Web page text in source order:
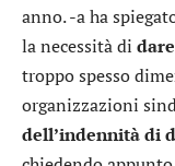
anno. -a ha
la necessità di
troppo spesso
organizzazioni
dell’indennità di